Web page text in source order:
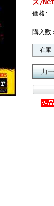
ズ/
価格:
購入数:
在庫